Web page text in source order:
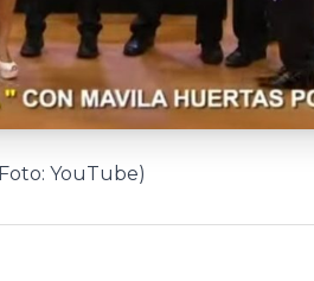
YouTube)